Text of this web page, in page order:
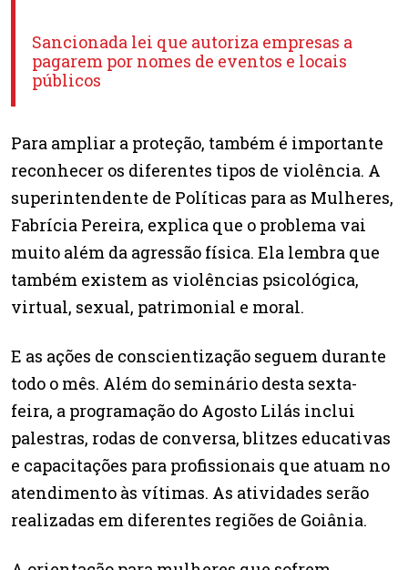
Sancionada lei que autoriza empresas a
pagarem por nomes de eventos e locais
públicos
Para ampliar a proteção, também é importante
reconhecer os diferentes tipos de violência. A
superintendente de Políticas para as Mulheres,
Fabrícia Pereira, explica que o problema vai
muito além da agressão física. Ela lembra que
também existem as violências psicológica,
virtual, sexual, patrimonial e moral.
E as ações de conscientização seguem durante
todo o mês. Além do seminário desta sexta-
feira, a programação do Agosto Lilás inclui
palestras, rodas de conversa, blitzes educativas
e capacitações para profissionais que atuam no
atendimento às vítimas. As atividades serão
realizadas em diferentes regiões de Goiânia.